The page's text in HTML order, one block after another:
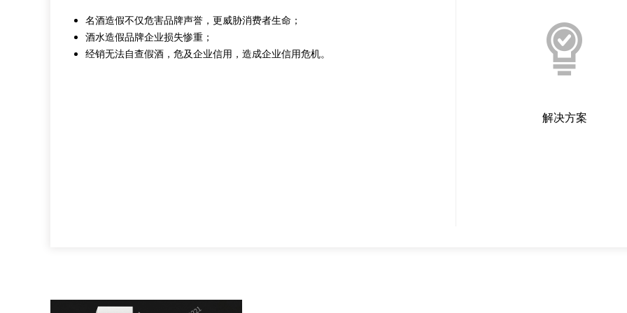
名酒造假不仅危害品牌声誉，更威胁消费者生命；
酒水造假品牌企业损失惨重；
经销无法自查假酒，危及企业信用，造成企业信用危机。
解决方案